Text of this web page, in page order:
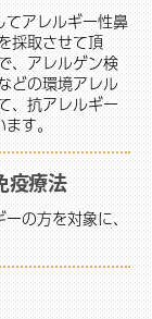
アレルギー性鼻
採取させて頂
、アレルゲン検
どの環境アレル
、抗アレルギー
ます。
疫療法
の方を対象に、